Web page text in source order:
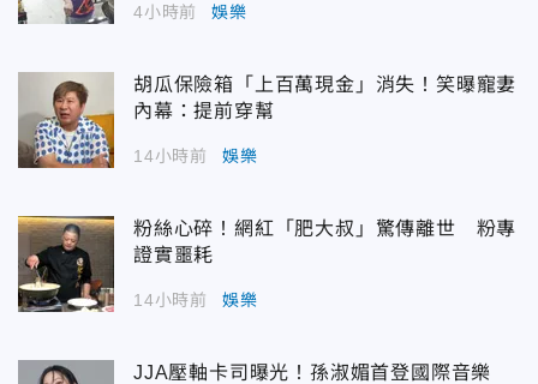
4小時前 娛樂
胡瓜保險箱「上百萬現金」消失！笑曝寵妻
內幕：提前穿幫
14小時前 娛樂
粉絲心碎！網紅「肥大叔」驚傳離世 粉專
證實噩耗
14小時前 娛樂
JJA壓軸卡司曝光！孫淑媚首登國際音樂